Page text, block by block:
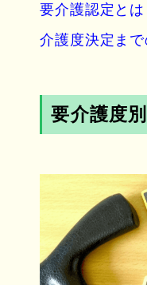
要介護認定と
介護度決定ま
要介護度